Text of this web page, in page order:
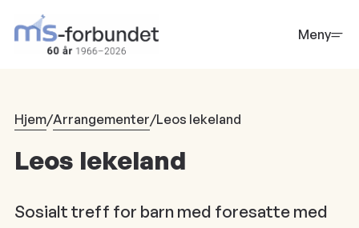
hovedinnhold
Meny
Hjem/Arrangementer/Leos lekeland
Leos lekeland
Sosialt treff for barn med foresatte med